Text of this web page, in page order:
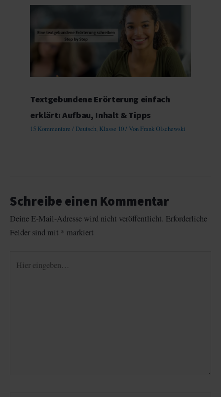
Textgebundene Erörterung einfach
erklärt: Aufbau, Inhalt & Tipps
15 Kommentare / Deutsch, Klasse 10/ Von Frank Olschewski
Schreibe einen Kommentar
Deine E-Mail-Adresse wird nicht veröffentlicht. Erforderliche
Felder sind mit * markiert
eingeben…